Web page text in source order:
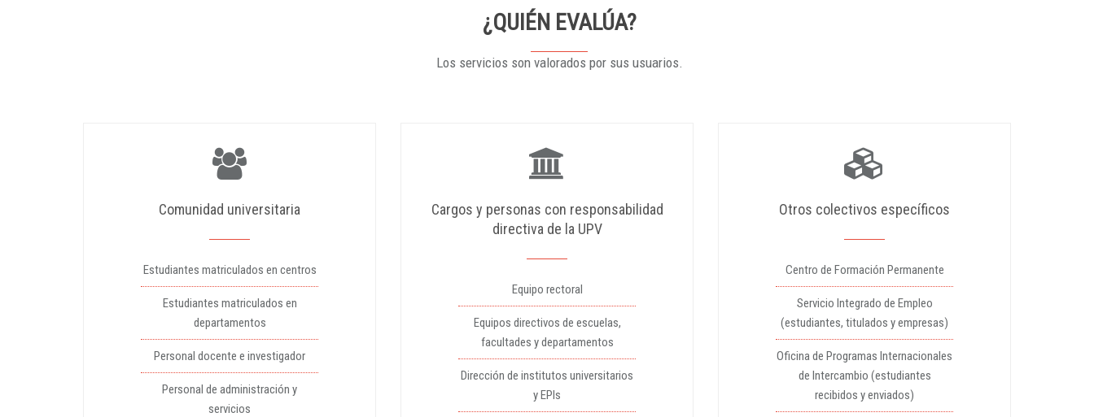
¿QUIÉN EVALÚA?
Los servicios son valorados por sus usuarios.
Comunidad universitaria
Estudiantes matriculados en centros
Estudiantes matriculados en
departamentos
Personal docente e investigador
Personal de administración y
servicios
Cargos y personas con responsabilidad
directiva de la UPV
Equipo rectoral
Equipos directivos de escuelas,
facultades y departamentos
Dirección de institutos universitarios
y EPIs
Otros colectivos específicos
Centro de Formación Permanente
Servicio Integrado de Empleo
(estudiantes, titulados y empresas)
Oficina de Programas Internacionales
de Intercambio (estudiantes
recibidos y enviados)